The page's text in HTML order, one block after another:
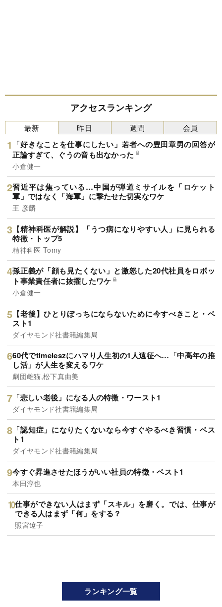
アクセスランキング
最新
「好きなことを仕事にしたい」若者への豊田章男の回答が
正論すぎて、ぐうの音も出なかった
小倉健一
習近平は焦っている…中国が弾道ミサイルを「ロケット
軍」ではなく「海軍」に撃たせた切実なワケ
王 彦麟
【精神科医が解説】「うつ病になりやすい人」に見られる
特徴・トップ5
精神科医 Tomy
孫正義が「顔も見たくない」と激怒した20代社員をロボッ
ト事業責任者に抜擢したワケ
小倉健一
【老後】ひとりぼっちにならないために今すべきこと・ベ
スト1
ダイヤモンド社書籍編集局
60代でtimeleszにハマり人生初の1人遠征へ…「中高年の推
し活」が人生を変えるワケ
劇団雌猫,松下真由美
「悲しい老後」になる人の特徴・ワースト1
ダイヤモンド社書籍編集局
「認知症」になりたくないなら今すぐやるべき習慣・ベス
ト1
ダイヤモンド社書籍編集局
今すぐ昇進させたほうがいい社員の特徴・ベスト1
本田淳也
仕事ができない人はまず「スキル」を磨く。では、仕事が
できる人はまず「何」をする？
照宮遼子
昨日 週間 会員
ランキング一覧